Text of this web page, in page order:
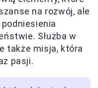
na rozwój, ale
Służba w
także misja, która
pasji.